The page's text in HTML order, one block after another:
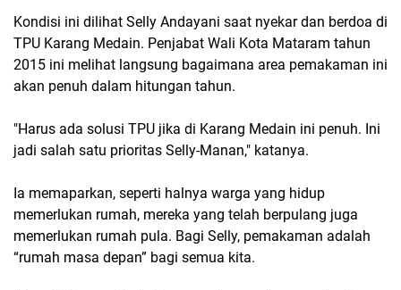
Kondisi ini dilihat Selly Andayani saat nyekar dan berdoa di
TPU Karang Medain. Penjabat Wali Kota Mataram tahun
2015 ini melihat langsung bagaimana area pemakaman ini
akan penuh dalam hitungan tahun.
"Harus ada solusi TPU jika di Karang Medain ini penuh. Ini
jadi salah satu prioritas Selly-Manan," katanya.
Ia memaparkan, seperti halnya warga yang hidup
memerlukan rumah, mereka yang telah berpulang juga
memerlukan rumah pula. Bagi Selly, pemakaman adalah
“rumah masa depan” bagi semua kita.